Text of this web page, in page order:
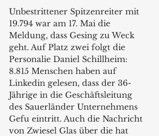
Unbestrittener Spitzenreiter mit
19.794 war am 17. Mai die
Meldung, dass Gesing zu Weck
geht. Auf Platz zwei folgt die
Personalie Daniel Schillheim:
8.815 Menschen haben auf
Linkedin gelesen, dass der 36-
Jährige in die Geschäftsleitung
des Sauerländer Unternehmens
Gefu eintritt. Auch die Nachricht
von Zwiesel Glas über die hat